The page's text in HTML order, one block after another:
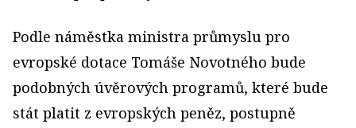
Podle náměstka ministra průmyslu pro
evropské dotace Tomáše Novotného bude
podobných úvěrových programů, které bude
stát platit z evropských peněz, postupně